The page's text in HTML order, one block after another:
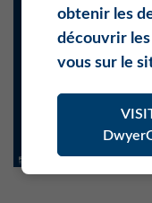
obtenir les
découvrir
vous sur le